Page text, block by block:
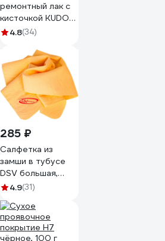
ремонтный лак с
кисточкой KUDO
KU-70000-BB
4.8(34)
285 ₽
Салфетка из
замши в тубусе
DSV большая,
70х43х0.2 см
4.9(31)